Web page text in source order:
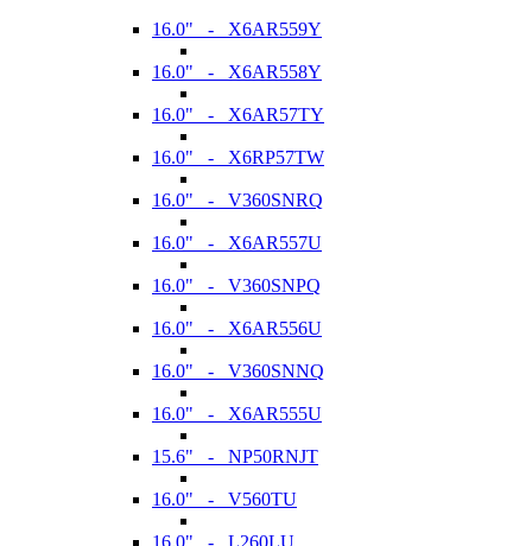
16.0" - X6AR559Y
16.0" - X6AR558Y
16.0" - X6AR57TY
16.0" - X6RP57TW
16.0" - V360SNRQ
16.0" - X6AR557U
16.0" - V360SNPQ
16.0" - X6AR556U
16.0" - V360SNNQ
16.0" - X6AR555U
15.6" - NP50RNJT
16.0" - V560TU
16.0" - L260LU